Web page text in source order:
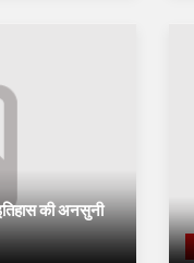
की अनसुनी